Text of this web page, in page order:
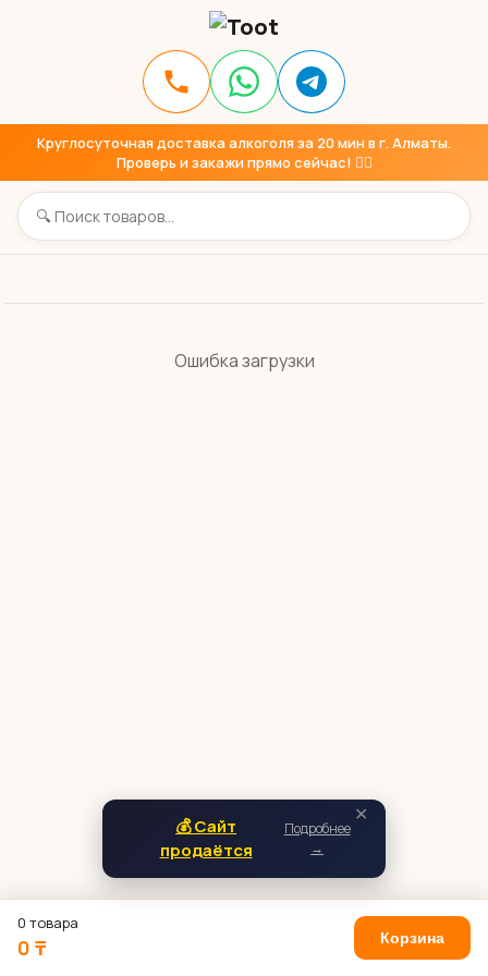
Круглосуточная доставка алкоголя за 20 мин в г. Алматы.
Проверь и закажи прямо сейчас! 👇🏼
Ошибка загрузки
✕
💰 Сайт
продаётся
Подробнее
→
0 товара
0 ₸ Корзина